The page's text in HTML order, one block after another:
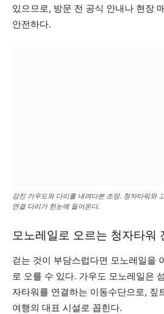
있으므로, 방문 전 공식 안내나 현장
안전하다.
강진 가우도와 다리를 내려다본 조망. 청자타워와
연결 다리가 한눈에 들어온다.
모노레일로 오르는 청자타워
걷는 것이 부담스럽다면 모노레일을
로 오를 수 있다. 가우도 모노레일은
자타워를 연결하는 이동수단으로, 짚
여행의 대표 시설로 꼽힌다.